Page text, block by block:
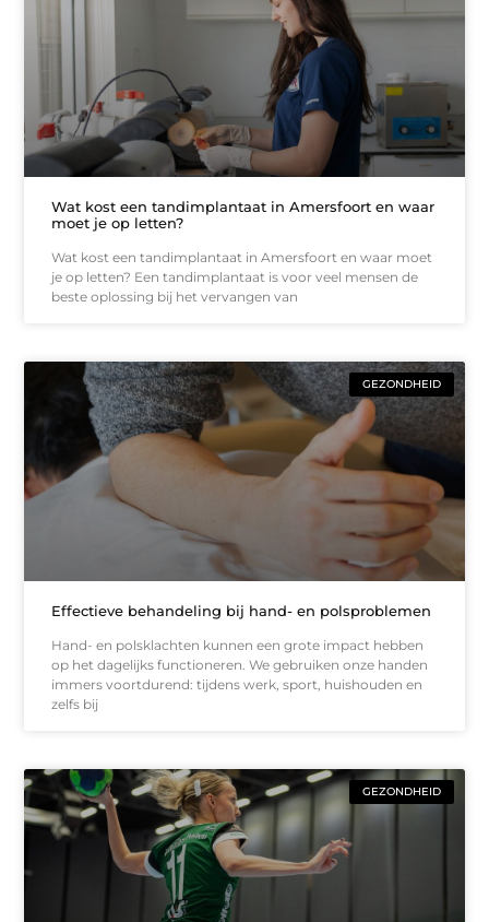
Wat kost een tandimplantaat in Amersfoort en waar
moet je op letten?
Wat kost een tandimplantaat in Amersfoort en waar moet
je op letten? Een tandimplantaat is voor veel mensen de
beste oplossing bij het vervangen van
GEZONDHEID
Effectieve behandeling bij hand- en polsproblemen
Hand- en polsklachten kunnen een grote impact hebben
op het dagelijks functioneren. We gebruiken onze handen
immers voortdurend: tijdens werk, sport, huishouden en
zelfs bij
GEZONDHEID